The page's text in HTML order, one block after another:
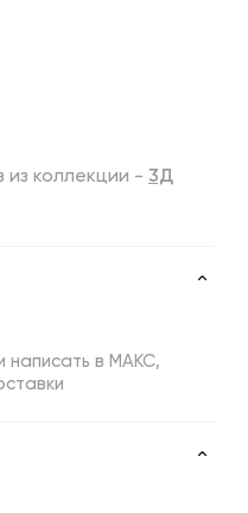
из коллекции - 3Д
написать в МАКС,